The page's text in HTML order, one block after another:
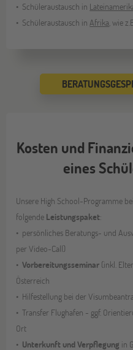
Schüleraustausch in
Schüleraustausch inAfrika, wie
Kosten und
eines
Unsere High School-Programme
folgende Leistungspaket:
persönliches Beratungs- und
per Video-Call)
Vorbereitungsseminar (inkl.
Österreich
Hilfestellung bei der
Transfer Flughafen - ggf.
Ort
Unterkunft und Verpflegung in